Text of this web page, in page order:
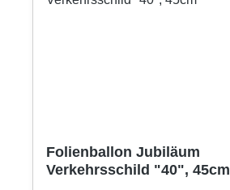
Folienballon Jubiläum
Verkehrsschild "40", 45cm